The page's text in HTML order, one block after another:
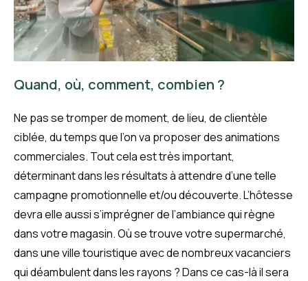
Quand, où, comment, combien ?
Ne pas se tromper de moment, de lieu, de clientèle
ciblée, du temps que l’on va proposer des animations
commerciales. Tout cela est très important,
déterminant dans les résultats à attendre d’une telle
campagne promotionnelle et/ou découverte. L’hôtesse
devra elle aussi s’imprégner de l’ambiance qui règne
dans votre magasin. Où se trouve votre supermarché,
dans une ville touristique avec de nombreux vacanciers
qui déambulent dans les rayons ? Dans ce cas-là il sera